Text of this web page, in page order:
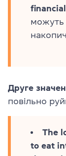
можуть
Друге
повільно
The
to eat